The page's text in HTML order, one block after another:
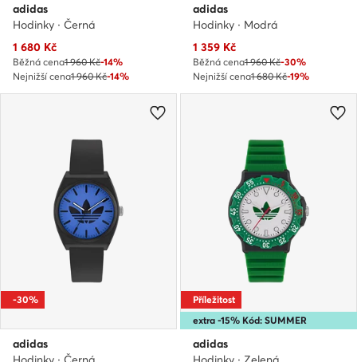
adidas
Hodinky · Černá
Aktuální cena
1 680 Kč
Běžná cena1 960 Kč-14%
Nejnižší cena1 960 Kč-14%
adidas
Hodinky · Modrá
Aktuální cena
1 359 Kč
Běžná cena1 960 Kč-30%
Nejnižší cena1 680 Kč-19%
-30%
adidas
extra -15% Kód: SUMMER
Příležitost
adidas